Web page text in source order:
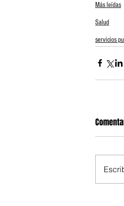
Más leídas
Salud
servicios